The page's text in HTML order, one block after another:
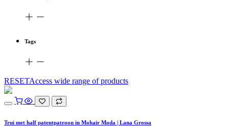
Tags
RESETAccess wide range of products
Trui met half patentpatroon in Mohair Moda | Lana Grossa